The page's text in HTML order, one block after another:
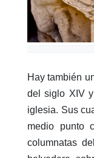
Hay también
del siglo XIV
iglesia. Sus
medio punto
columnatas